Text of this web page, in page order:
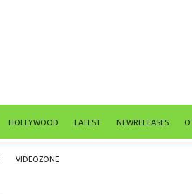
HOLLYWOOD LATEST NEWRELEASES
VIDEOZONE